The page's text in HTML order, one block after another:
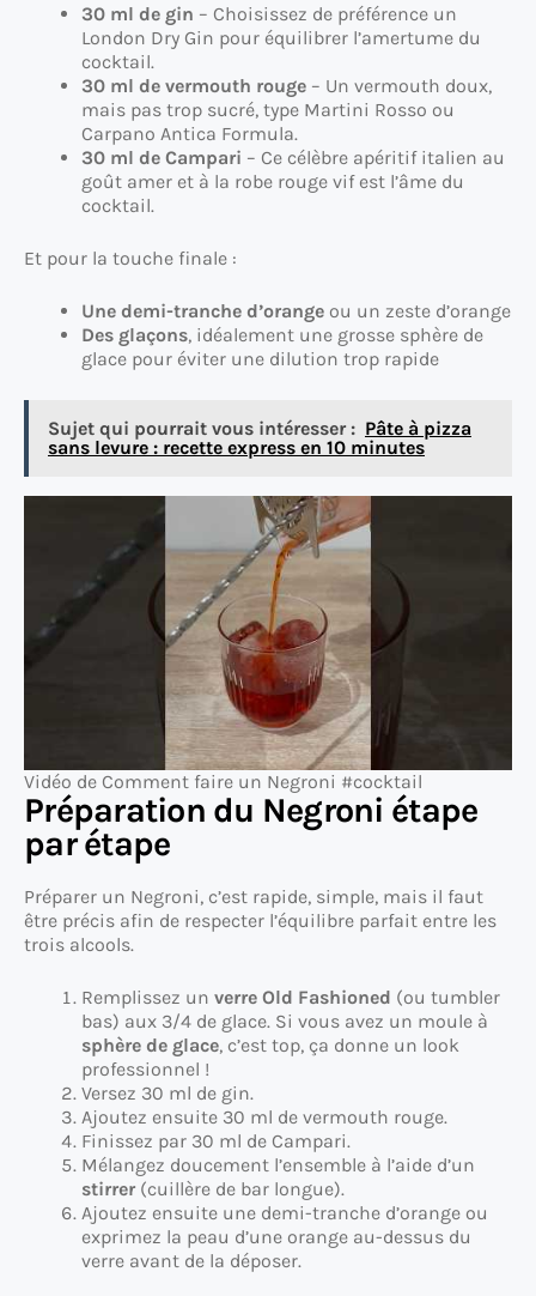
30 ml de gin – Choisissez de préférence un
London Dry Gin pour équilibrer l’amertume du
cocktail.
30 ml de vermouth rouge – Un vermouth doux,
mais pas trop sucré, type Martini Rosso ou
Carpano Antica Formula.
30 ml de Campari – Ce célèbre apéritif italien au
goût amer et à la robe rouge vif est l’âme du
cocktail.
Et pour la touche finale :
Une demi-tranche d’orange ou un zeste d’orange
Des glaçons, idéalement une grosse sphère de
glace pour éviter une dilution trop rapide
Sujet qui pourrait vous intéresser : Pâte à pizza
sans levure : recette express en 10 minutes
Vidéo de Comment faire un Negroni #cocktail
Préparation du Negroni étape
par étape
Préparer un Negroni, c’est rapide, simple, mais il faut
être précis afin de respecter l’équilibre parfait entre les
trois alcools.
Remplissez un verre Old Fashioned (ou tumbler
bas) aux 3/4 de glace. Si vous avez un moule à
sphère de glace, c’est top, ça donne un look
professionnel !
Versez 30 ml de gin.
Ajoutez ensuite 30 ml de vermouth rouge.
Finissez par 30 ml de Campari.
Mélangez doucement l’ensemble à l’aide d’un
stirrer (cuillère de bar longue).
Ajoutez ensuite une demi-tranche d’orange ou
exprimez la peau d’une orange au-dessus du
verre avant de la déposer.